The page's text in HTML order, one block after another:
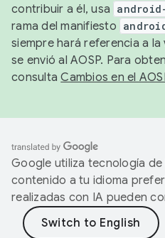
contribuir a él, usa
rama del manifiesto
siempre hará referencia a
se envió al AOSP. Para
consultaCambios en el
Google utiliza tecnología
contenido a tu idioma
realizadas con IA pueden